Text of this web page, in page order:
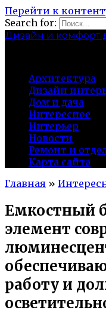
Перейти к
Search for:
Дизайн и комфорт
Архитектура
Дизайн
Дом и дача
Интересное
Интерьер
Новости
Ремонт и
Карта сайта
Главная »
Емкостный
элемент
работу и